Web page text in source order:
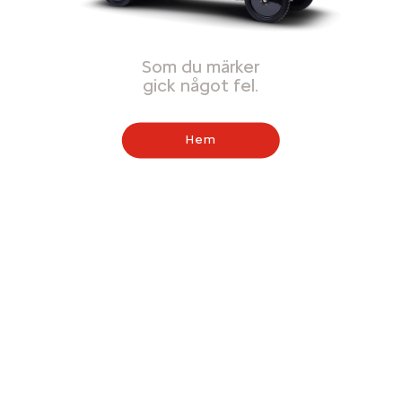
Som du märker
gick något fel.
Hem